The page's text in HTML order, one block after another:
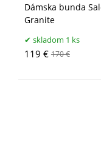
Dámska bunda
Granite
skladom 1 ks
119 € 170 €